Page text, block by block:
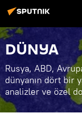
DÜNYA
Rusya, ABD,
dünyanın dört bir
analizler ve özel